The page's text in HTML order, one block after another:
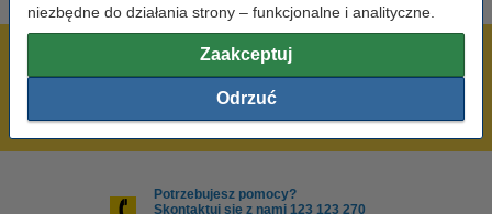
niezbędne do działania strony – funkcjonalne i analityczne.
Zaakceptuj
Odrzuć
600 tysięcy zadowolonych klientów
Najniższe ceny!
Potrzebujesz pomocy?
Skontaktuj się z nami 123 123 270